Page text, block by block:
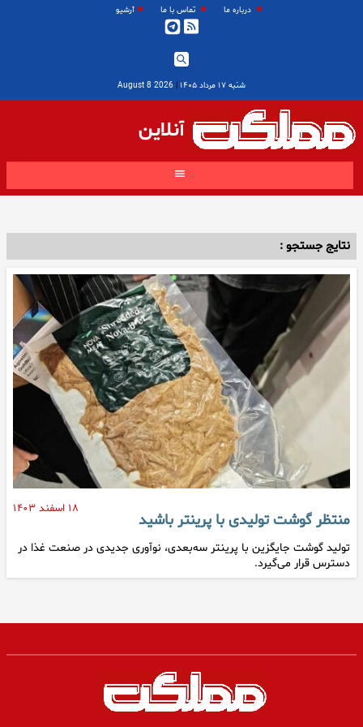
درباره ما تماس با ما آرشیو
شنبه ۱۷ مرداد ۱۴۰۵ |
2026 August 8
آنلاین
نتایج جستجو :
۱۸ اسفند ۱۴۰۳
منتظر گوشت تولیدی با پرینتر باشید
تولید گوشت جایگزین با پرینتر سه‌بعدی، نوآوری جدیدی در صنعت غذا در
دسترس قرار می‌گیرد.